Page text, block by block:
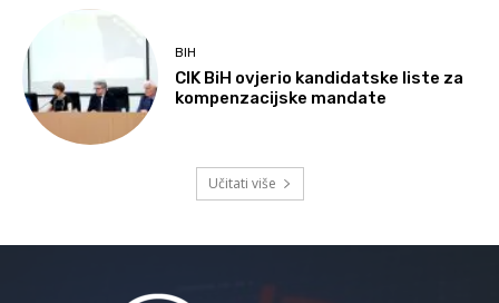
BIH
CIK BiH ovjerio kandidatske liste za
kompenzacijske mandate
Učitati više